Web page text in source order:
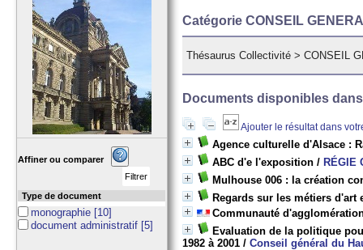
Catégorie CONSEIL
Thésaurus Collectivité >CONSEIL
Documents disponibles
Ajouter le résultat dans
Agence culturelle d'Alsace :
ABC d'e l'exposition / RÉGIE
Mulhouse 006 : la création
Regards sur les métiers d'art
Communauté
Evaluation de la politique
1982 à 2001 /Conseil général du
Affiner ou comparer
Type de document
monographie [10]
document administratif [5]